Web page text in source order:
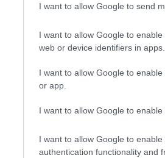
I want to allow Google to send
I want to allow Google to
web or device identifiers in apps.
I want to allow Google to
or app.
I want to allow Google to
I want to allow Google to
authentication functionality and